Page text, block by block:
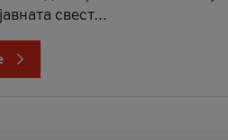
свест...